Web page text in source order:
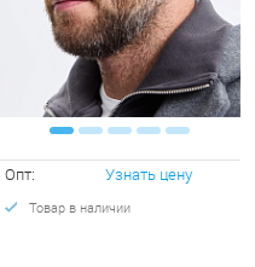
Опт: Узнать цену
Товар в наличии